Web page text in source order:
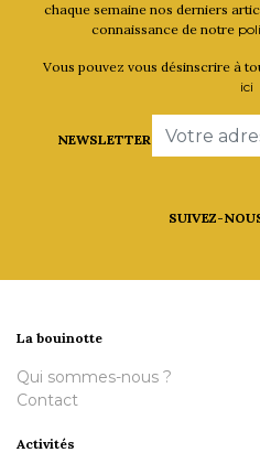
chaque semaine nos derniers
connaissance de notre
Vous pouvez vous désinscrire à
ici
NEWSLETTER
Email
SUIVEZ-
La bouinotte
Qui sommes-nous ?
Contact
Activités